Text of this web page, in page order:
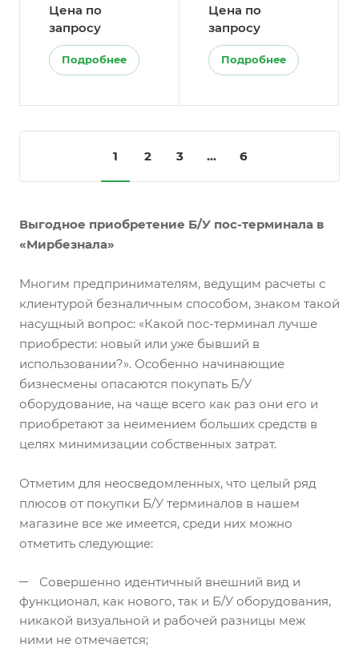
Цена по
запросу
Подробнее
Цена по
запросу
Подробнее
1 2 3 ... 6
Выгодное приобретение Б/У пос-терминала в
«Мирбезнала»
Многим предпринимателям, ведущим расчеты с
клиентурой безналичным способом, знаком такой
насущный вопрос: «Какой пос-терминал лучше
приобрести: новый или уже бывший в
использовании?». Особенно начинающие
бизнесмены опасаются покупать Б/У
оборудование, на чаще всего как раз они его и
приобретают за неимением больших средств в
целях минимизации собственных затрат.
Отметим для неосведомленных, что целый ряд
плюсов от покупки Б/У терминалов в нашем
магазине все же имеется, среди них можно
отметить следующие:
Совершенно идентичный внешний вид и
функционал, как нового, так и Б/У оборудования,
никакой визуальной и рабочей разницы меж
ними не отмечается;